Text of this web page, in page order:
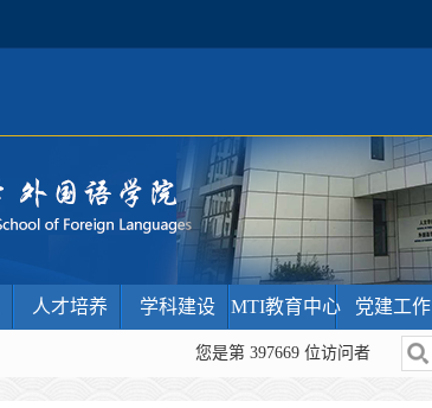
人才培养 学科建设 MTI教育中心 党建工作
您是第 397669 位访问者